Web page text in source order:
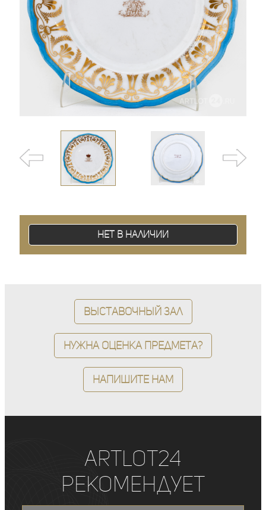
Нет в наличии
Выставочный зал
Нужна оценка предмета?
Напишите нам
ArtLot24
рекомендует